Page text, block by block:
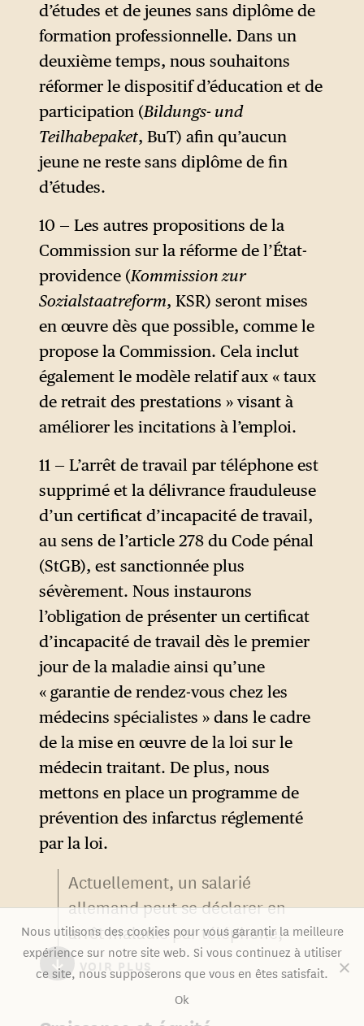
d’études et de jeunes sans diplôme de
formation professionnelle. Dans un
deuxième temps, nous souhaitons
réformer le dispositif d’éducation et de
participation (Bildungs- und
Teilhabepaket, BuT) afin qu’aucun
jeune ne reste sans diplôme de fin
d’études.
10 — Les autres propositions de la
Commission sur la réforme de l’État-
providence (Kommission zur
Sozialstaatreform, KSR) seront mises
en œuvre dès que possible, comme le
propose la Commission. Cela inclut
également le modèle relatif aux « taux
de retrait des prestations » visant à
améliorer les incitations à l’emploi.
11 — L’arrêt de travail par téléphone est
supprimé et la délivrance frauduleuse
d’un certificat d’incapacité de travail,
au sens de l’article 278 du Code pénal
(StGB), est sanctionnée plus
sévèrement. Nous instaurons
l’obligation de présenter un certificat
d’incapacité de travail dès le premier
jour de la maladie ainsi qu’une
« garantie de rendez-vous chez les
médecins spécialistes » dans le cadre
de la mise en œuvre de la loi sur le
médecin traitant. De plus, nous
mettons en place un programme de
prévention des infarctus réglementé
par la loi.
Actuellement, un salarié
allemand peut se déclarer en
arrêt maladie par téléphone,
une attestation n’étant
nécessaire qu’à partir du
troisième jour d’arrêt. Le
↓ VOIR PLUS
Nous utilisons des cookies pour vous garantir la meilleure
expérience sur notre site web. Si vous continuez à utiliser
ce site, nous supposerons que vous en êtes satisfait.
Ok